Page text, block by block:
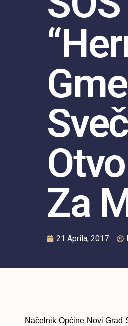
Za
21 Aprila, 2017
Načelnik Općine Novi Grad